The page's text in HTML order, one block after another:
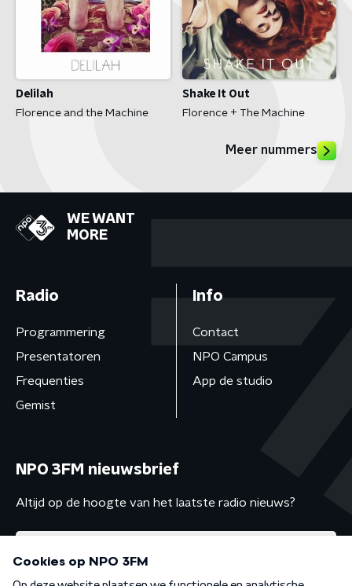
Delilah
Florence and the Machine
Shake It Out
Florence + The Machine
Meer nummers
WE WANT
MORE
Radio
Programmering
Presentatoren
Frequenties
Gemist
Info
Contact
NPO Campus
App de studio
NPO 3FM nieuwsbrief
Altijd op de hoogte van het laatste radio nieuws?